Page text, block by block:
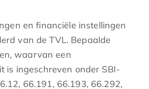
Actueel
en financiële instellingen
van de TVL. Bepaalde
waarvan een
is ingeschreven onder SBI-
66.191, 66.193, 66.292,